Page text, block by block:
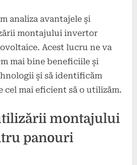
analiza avantajele și
montajului invertor
Acest lucru ne va
mai bine beneficiile și
și să identificăm
cel mai eficient să o utilizăm.
montajului
panouri